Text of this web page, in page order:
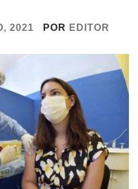
2021 POR EDITOR